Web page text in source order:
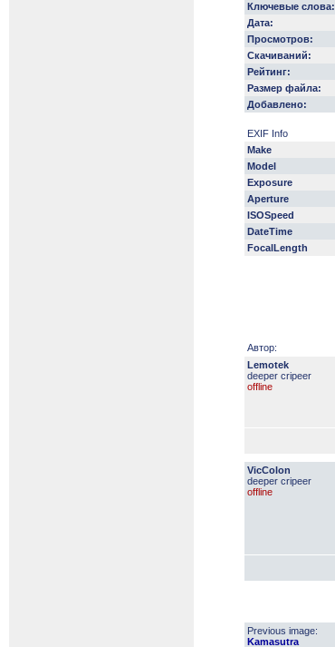
Ключевые слова:
Дата:
Просмотров:
Скачиваний:
Рейтинг:
Размер файла:
Добавлено:
EXIF Info
Make
Model
Exposure
Aperture
ISOSpeed
DateTime
FocalLength
Автор:
Lemotek
deeper сripeer
offline
VicColon
deeper сripeer
offline
Previous image:
Kamasutra